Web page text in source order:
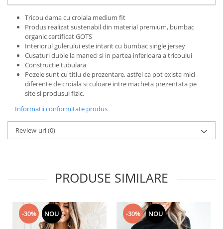
Hanorace Unisex
Body-uriTricou dama cu croiala medium fit
Produs realizat sustenabil din material premium, bumbac
organic certificat GOTS
Interiorul gulerului este intarit cu bumbac single jersey
Cusaturi duble la maneci si in partea inferioara a tricoului
Constructie tubulara
Pozele sunt cu titlu de prezentare, astfel ca pot exista mici
diferente de croiala si culoare intre macheta prezentata pe
site si produsul fizic.
Informatii conformitate produs
Review-uri(0)
PRODUSE SIMILARE
-30% NOU -30% NOU